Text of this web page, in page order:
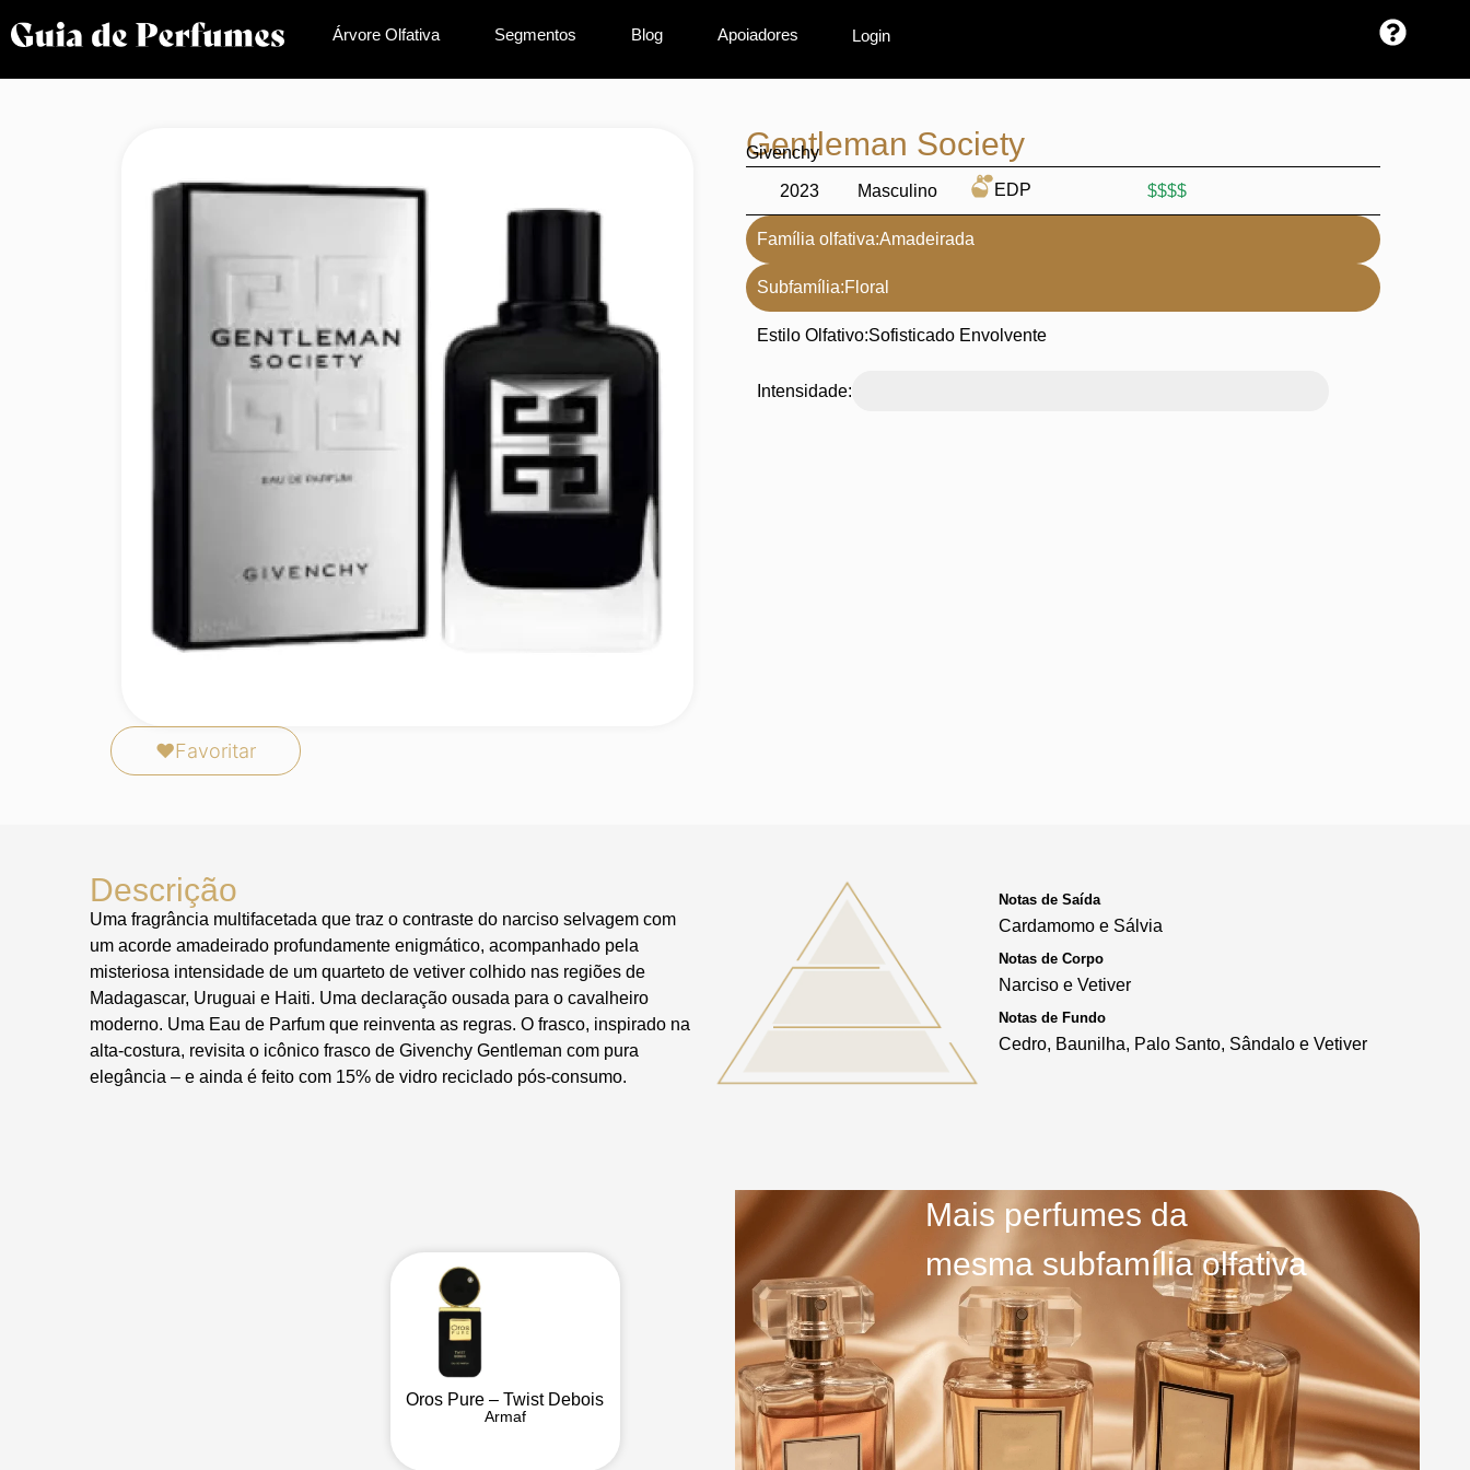
Árvore Olfativa Segmentos Blog Apoiadores Login
❤Favoritar
Gentleman Society
Givenchy
2023 Masculino EDP $$$$
Família olfativa:Amadeirada
Subfamília:Floral
Estilo Olfativo:Sofisticado Envolvente
Intensidade:
Descrição
Uma fragrância multifacetada que traz o contraste do narciso selvagem com
um acorde amadeirado profundamente enigmático, acompanhado pela
misteriosa intensidade de um quarteto de vetiver colhido nas regiões de
Madagascar, Uruguai e Haiti. Uma declaração ousada para o cavalheiro
moderno. Uma Eau de Parfum que reinventa as regras. O frasco, inspirado na
alta-costura, revisita o icônico frasco de Givenchy Gentleman com pura
elegância – e ainda é feito com 15% de vidro reciclado pós-consumo.
Notas de Saída
Cardamomo e Sálvia
Notas de Corpo
Narciso e Vetiver
Notas de Fundo
Cedro, Baunilha, Palo Santo, Sândalo e Vetiver
Oros Pure – Twist Debois
Armaf
Avant Garde
Mais perfumes da
mesma subfamília olfativa